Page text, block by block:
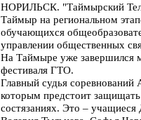
НОРИЛЬСК. "Таймырский
Таймыр на региональном
обучающихся
управлении общественных
На Таймыре уже завершился
фестиваля ГТО.
Главный судья
которым предстоит
состязаниях. Это –